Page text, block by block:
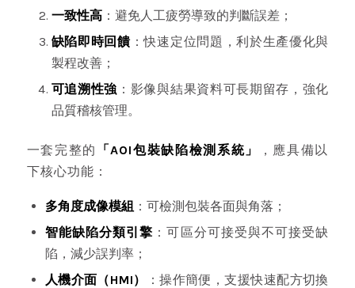
一致性高：避免人工疲勞導致的判斷誤差；
缺陷即時回饋：快速定位問題，利於生產優化與
製程改善；
可追溯性強 ：影像與結果資料可長期留存，強化
品質稽核管理。
一套完整的 「AOI包裝缺陷檢測系統」
，應具備以
下核心功能：
多角度成像模組 ：可檢測包裝各面與角落；
智能缺陷分類引擎 ：可區分可接受與不可接受缺
陷，減少誤判率；
人機介面（HMI）
：操作簡便，支援快速配方切換